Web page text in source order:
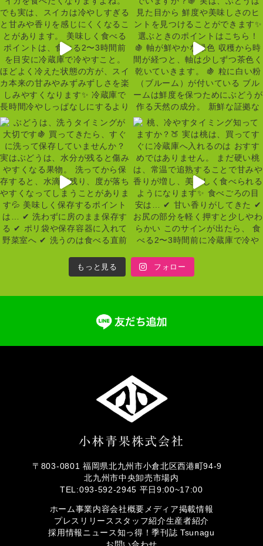
もっと見る フォロー
〒803-0801 福岡県北九州市小倉北区西港町94-9
北九州市中央卸売市場内
TEL:093-592-2945 平日9:00~17:00
ホーム事業内容会社概要 メディア掲載情報
プレスリリース スタッフ紹介生産者紹介
採用情報 ニュース 知っ得！季刊誌 Tsunagu